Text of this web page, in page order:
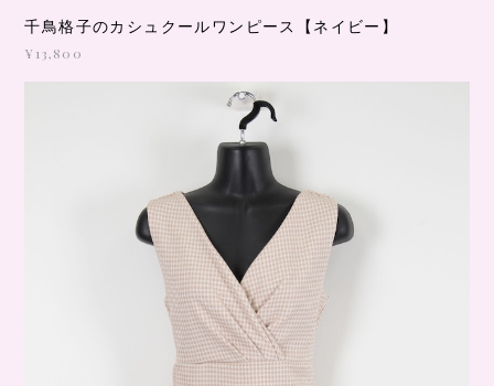
千鳥格子のカシュクールワンピース【ネイビー】
¥13,800